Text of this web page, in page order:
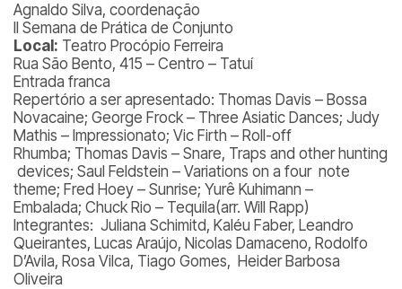
Agnaldo Silva, coordenação
II Semana de Prática de Conjunto
Local: Teatro Procópio Ferreira
Rua São Bento, 415 – Centro – Tatuí
Entrada franca
Repertório a ser apresentado: Thomas Davis – Bossa
Novacaine; George Frock – Three Asiatic Dances; Judy
Mathis – Impressionato; Vic Firth – Roll-off
Rhumba; Thomas Davis – Snare, Traps and other hunting
devices; Saul Feldstein – Variations on a four note
theme; Fred Hoey – Sunrise; Yurê Kuhimann –
Embalada; Chuck Rio – Tequila(arr. Will Rapp)
Integrantes: Juliana Schimitd, Kaléu Faber, Leandro
Queirantes, Lucas Araújo, Nicolas Damaceno, Rodolfo
D’Avila, Rosa Vilca, Tiago Gomes, Heider Barbosa
Oliveira